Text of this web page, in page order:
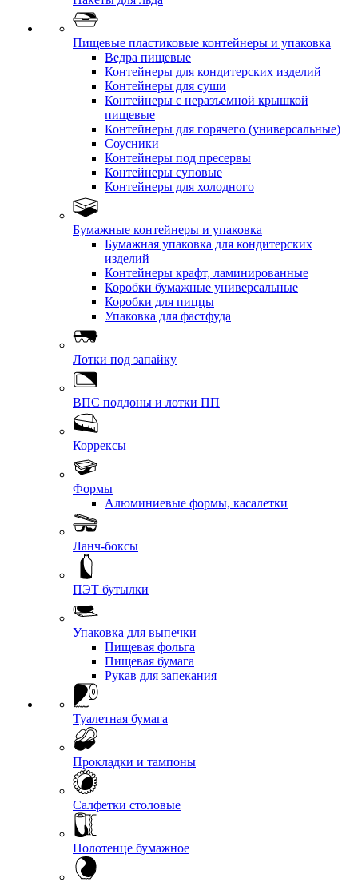
Пищевые пластиковые контейнеры и упаковка
Ведра пищевые
Контейнеры для кондитерских изделий
Контейнеры для суши
Контейнеры с неразъемной крышкой
пищевые
Контейнеры для горячего (универсальные)
Соусники
Контейнеры под пресервы
Контейнеры суповые
Контейнеры для холодного
Бумажные контейнеры и упаковка
Бумажная упаковка для кондитерских
изделий
Контейнеры крафт, ламинированные
Коробки бумажные универсальные
Коробки для пиццы
Упаковка для фастфуда
Лотки под запайку
ВПС поддоны и лотки ПП
Коррексы
Формы
Алюминиевые формы, касалетки
Ланч-боксы
ПЭТ бутылки
Упаковка для выпечки
Пищевая фольга
Пищевая бумага
Рукав для запекания
Туалетная бумага
Прокладки и тампоны
Салфетки столовые
Полотенце бумажное